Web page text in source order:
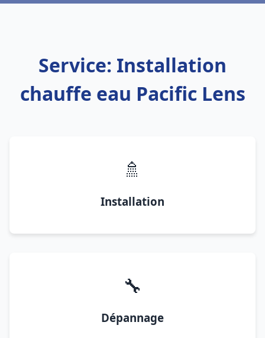
Service: Installation
chauffe eau Pacific Lens
🚿
Installation
🔧
Dépannage